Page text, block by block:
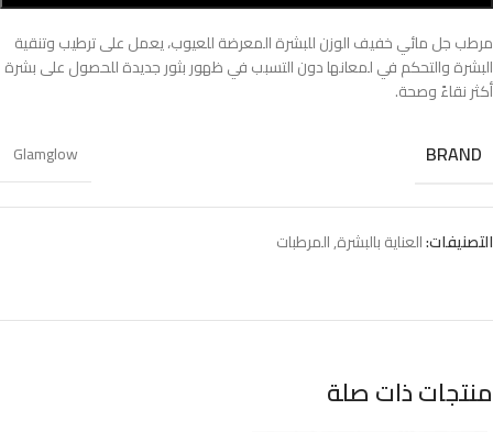
مرطب جل مائي خفيف الوزن للبشرة المعرضة للعيوب، يعمل على ترطيب وتنقية
البشرة والتحكم في لمعانها دون التسبب في ظهور بثور جديدة للحصول على بشرة
أكثر نقاءً وصحة.
BRAND
Glamglow
التصنيفات:العناية بالبشرة,المرطبات
منتجات ذات صلة